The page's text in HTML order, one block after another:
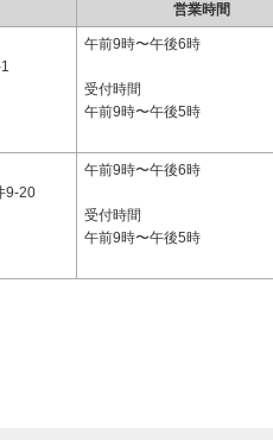
営業時間
午前9時〜午後6時
受付時間
午前9時〜午後5時
9-20
午前9時〜午後6時
受付時間
午前9時〜午後5時